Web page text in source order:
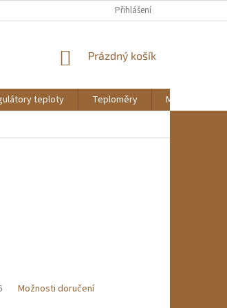
REKLAMAČNÍ FORMULÁŘ KE STAŽENÍ
Přihlášení
NÁKUPNÍ
Prázdný košík
teploty Teploměry
Montáž a
Možnosti doručení